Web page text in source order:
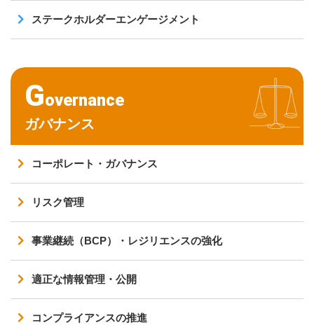
ステークホルダーエンゲージメント
Governance
ガバナンス
コーポレート・ガバナンス
リスク管理
事業継続（BCP）・レジリエンスの強化
適正な情報管理・公開
コンプライアンスの推進